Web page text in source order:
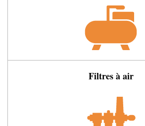
Filtres à air